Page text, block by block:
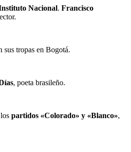
Nacional. Francisco
sus tropas en Bogotá.
, poeta brasileño.
partidos «Colorado» y «Blanco»,